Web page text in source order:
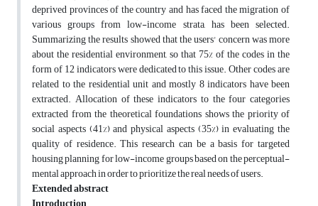
deprived provinces of the country and has faced the migration of
various groups from low-income strata, has been selected.
Summarizing the results showed that the users' concern was more
about the residential environment, so that 75% of the codes in the
form of 12 indicators were dedicated to this issue. Other codes are
related to the residential unit and mostly 8 indicators have been
extracted. Allocation of these indicators to the four categories
extracted from the theoretical foundations shows the priority of
social aspects (41%) and physical aspects (35%) in evaluating the
quality of residence. This research can be a basis for targeted
housing planning for low-income groups based on the perceptual-
mental approach in order to prioritize the real needs of users.
Extended abstract